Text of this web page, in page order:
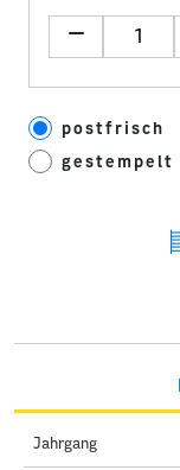
postfrisch
gestempelt
Jahrgang